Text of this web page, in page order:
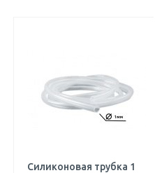
Силиконовая трубка 1